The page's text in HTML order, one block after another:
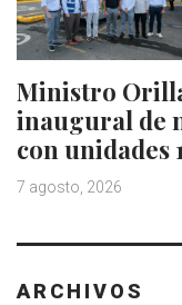
Ministro
inaugural de
con unidades
7 agosto, 2026
ARCHIVOS